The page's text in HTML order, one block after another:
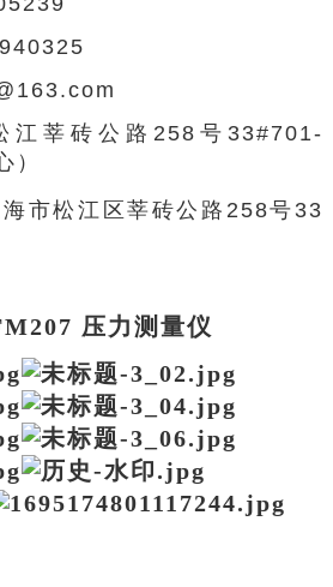
江莘砖公路 258 号 33#701-
）
市松江区莘砖公路258号33
压力测量仪